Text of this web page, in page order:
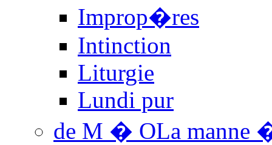
Improp�res
Intinction
Liturgie
Lundi pur
de M � OLa manne